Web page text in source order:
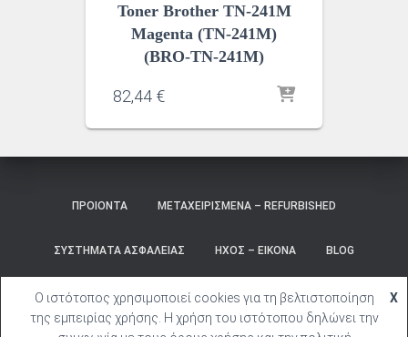
Toner Brother TN-241M
Magenta (TN-241M)
(BRO-TN-241M)
82,44 €
ΠΡΟΙΌΝΤΑ ΜΕΤΑΧΕΙΡΙΣΜΈΝΑ – REFURBISHED
ΣΥΣΤΉΜΑΤΑ ΑΣΦΑΛΕΊΑΣ ΉΧΟΣ – ΕΙΚΌΝΑ BLOG
ΚΑΛΆΘΙ ΣΎΝΔΕΣΗ
Ο ιστότοπος χρησιμοποιεί cookies για τη βελτιστοποίηση
της εμπειρίας χρήσης. Η χρήση του ιστότοπου δηλώνει την
X